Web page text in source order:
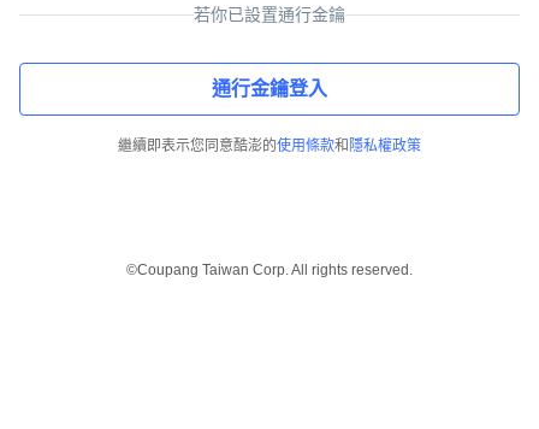
若你已設置通行金鑰
通行金鑰登入
繼續即表示您同意酷澎的使用條款和 隱私權政策
©Coupang Taiwan Corp. All rights reserved.